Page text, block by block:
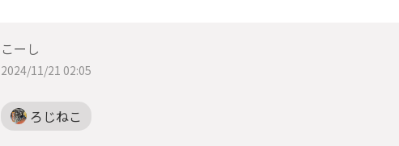
こーし
2024/11/21 02:05
ろじねこ